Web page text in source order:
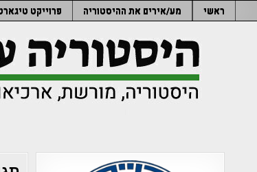
to
ראשי מע/אירים את ההיסטוריה פרוייקט